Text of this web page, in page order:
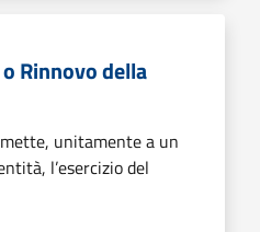
Rinnovo della
unitamente a un
l’esercizio del